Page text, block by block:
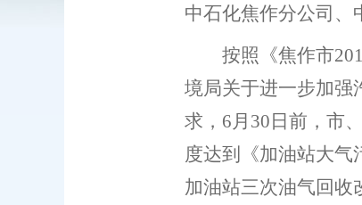
中石化焦作分公司、
按照《焦作市
境局关于进一步加强
求，6月30日前，市
度达到《加油站大气
加油站三次油气回收